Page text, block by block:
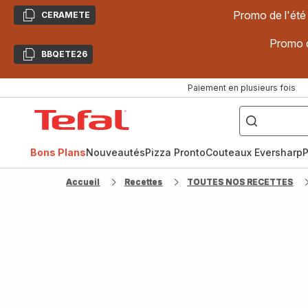
CopierCERAMETE Promo de
CopierBBQETE26
Promo
Paiement en plusieurs fois
["Poêles
inox,
Cake
Factory,
Bons PlansNouveautésPizza ProntoCouteaux Eversharp
Accueil Recettes TOUTES NOS RECETTES